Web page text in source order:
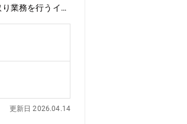
業務を行うイメ
更新日 2026.04.14